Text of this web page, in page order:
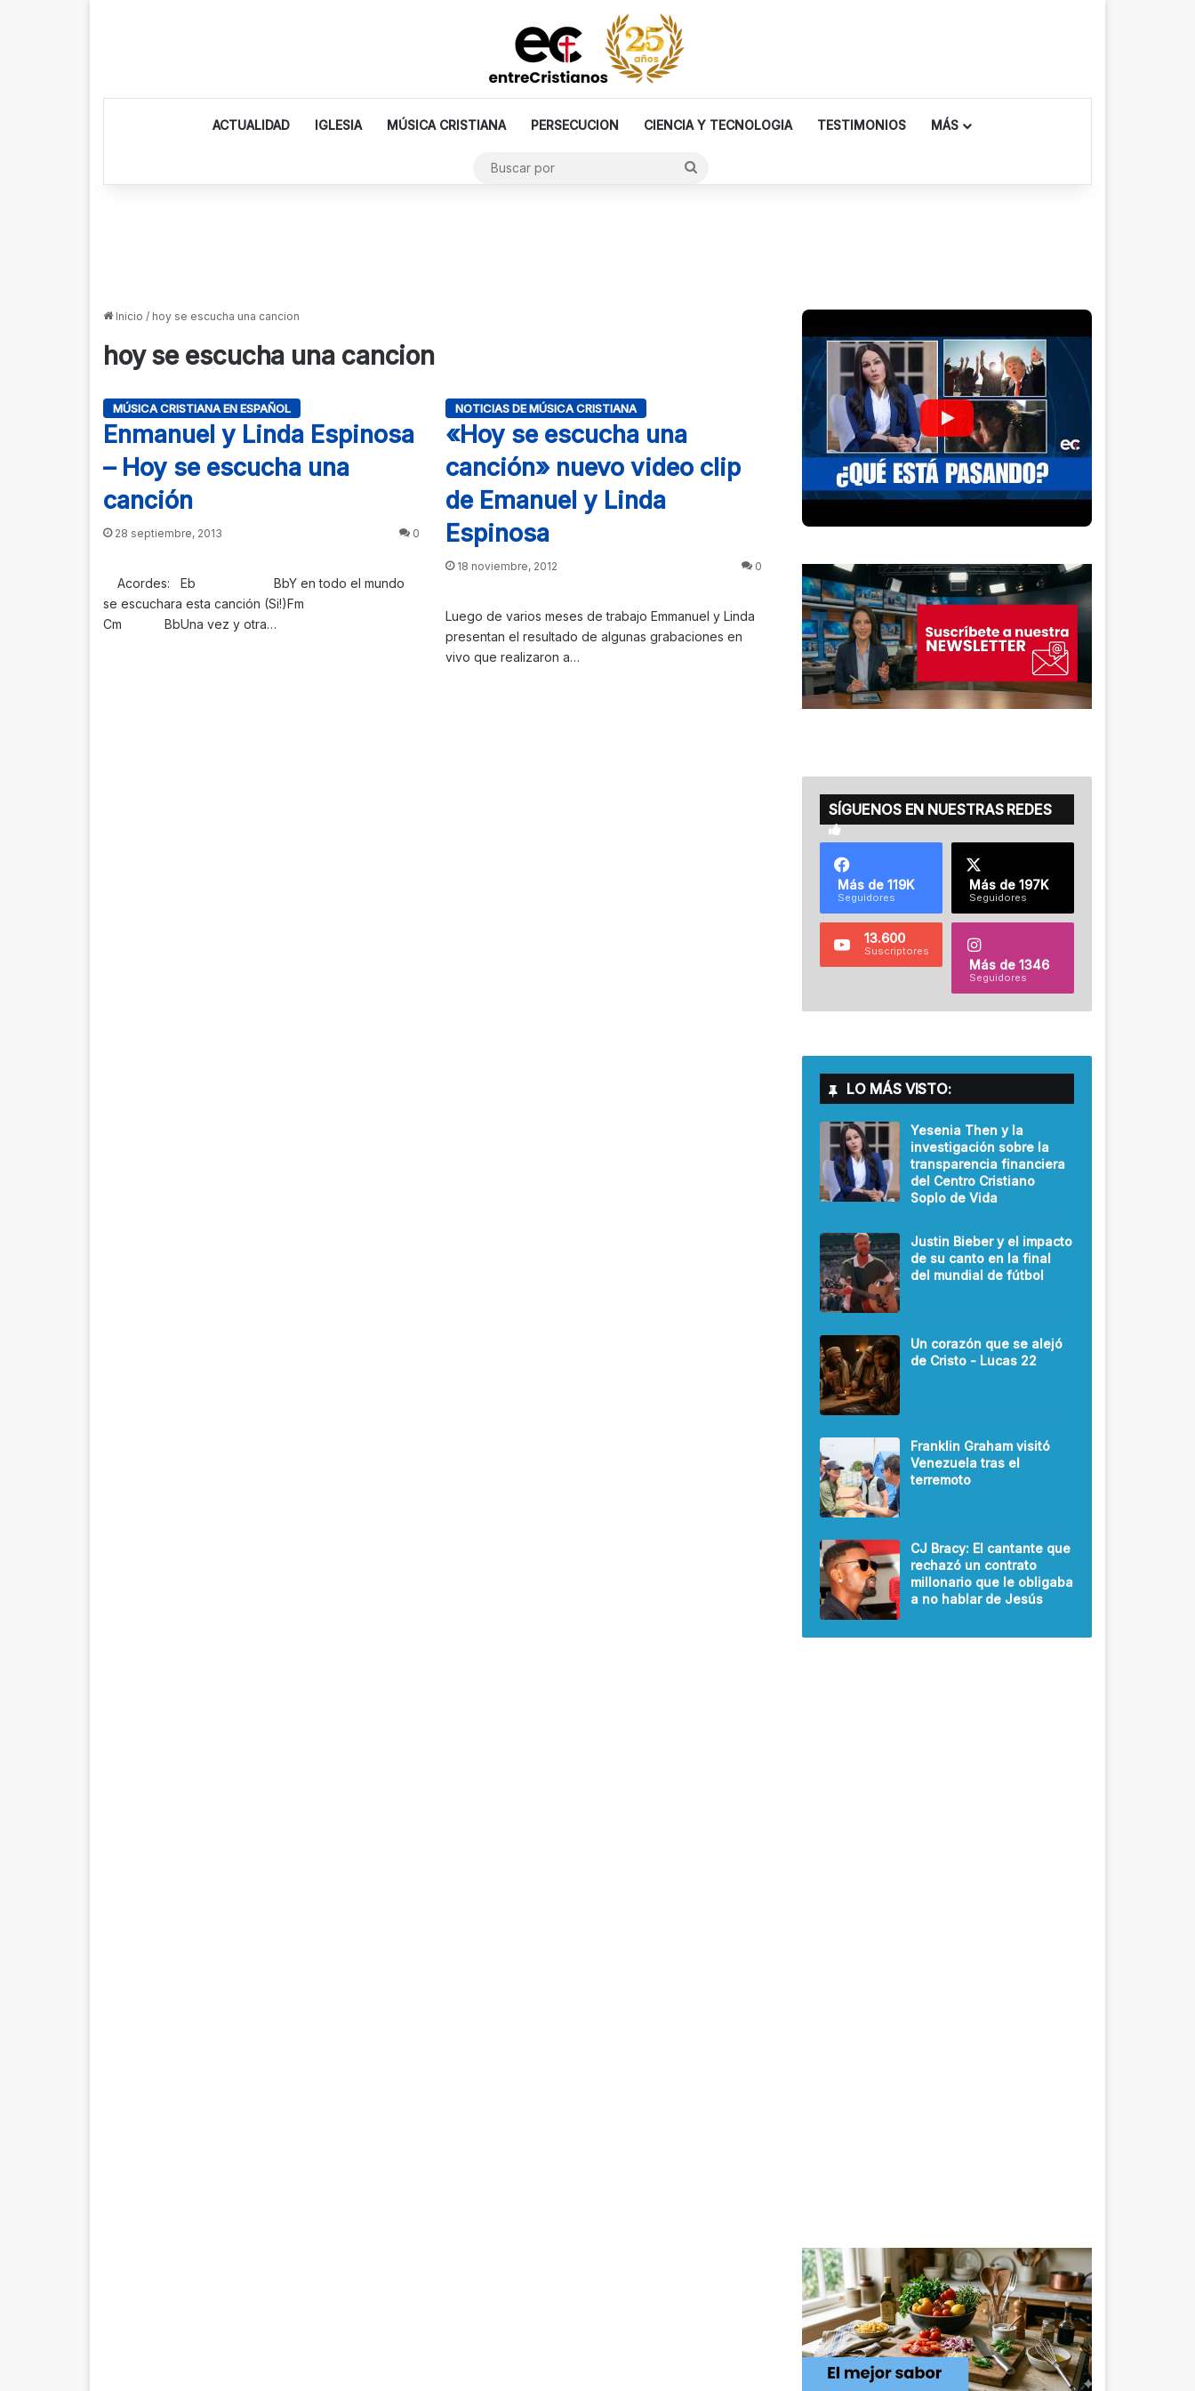
ACTUALIDAD IGLESIA MÚSICA CRISTIANA PERSECUCION CIENCIA Y TECNOLOGIA TESTIMONIOS MÁS
Inicio / hoy se escucha una cancion
hoy se escucha una cancion
MÚSICA CRISTIANA EN ESPAÑOL
Enmanuel y Linda Espinosa
– Hoy se escucha una
canción
28 septiembre, 2013 0
Acordes: Eb BbY en todo el mundo
se escuchara esta canción (Si!)Fm
Cm BbUna vez y otra…
NOTICIAS DE MÚSICA CRISTIANA
«Hoy se escucha una
canción» nuevo video clip
de Emanuel y Linda
Espinosa
18 noviembre, 2012 0
Luego de varios meses de trabajo Emmanuel y Linda
presentan el resultado de algunas grabaciones en
vivo que realizaron a…
SÍGUENOS EN NUESTRAS REDES
Más de 119K
Seguidores
Más de 197K
Seguidores
13.600
Suscriptores
Más de 1346
Seguidores
LO MÁS VISTO:
Yesenia Then y la
investigación sobre la
transparencia financiera
del Centro Cristiano
Soplo de Vida
Justin Bieber y el impacto
de su canto en la final
del mundial de fútbol
Un corazón que se alejó
de Cristo - Lucas 22
Franklin Graham visitó
Venezuela tras el
terremoto
CJ Bracy: El cantante que
rechazó un contrato
millonario que le obligaba
a no hablar de Jesús